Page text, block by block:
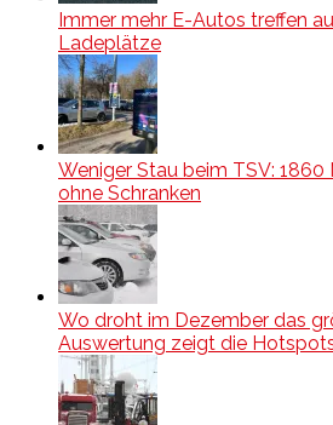
Immer mehr E-Autos treffen
Ladeplätze
Weniger Stau beim TSV:
ohne Schranken
Wo droht im Dezember das
Auswertung zeigt die